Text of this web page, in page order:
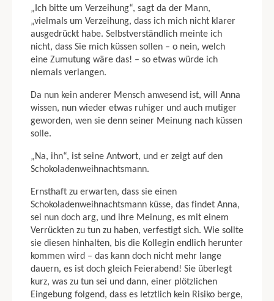
„Ich bitte um Verzeihung“, sagt da der Mann,
„vielmals um Verzeihung, dass ich mich nicht klarer
ausgedrückt habe. Selbstverständlich meinte ich
nicht, dass Sie mich küssen sollen – o nein, welch
eine Zumutung wäre das! – so etwas würde ich
niemals verlangen.
Da nun kein anderer Mensch anwesend ist, will Anna
wissen, nun wieder etwas ruhiger und auch mutiger
geworden, wen sie denn seiner Meinung nach küssen
solle.
„Na, ihn“, ist seine Antwort, und er zeigt auf den
Schokoladenweihnachtsmann.
Ernsthaft zu erwarten, dass sie einen
Schokoladenweihnachtsmann küsse, das findet Anna,
sei nun doch arg, und ihre Meinung, es mit einem
Verrückten zu tun zu haben, verfestigt sich. Wie sollte
sie diesen hinhalten, bis die Kollegin end­lich herunter
kommen wird – das kann doch nicht mehr lange
dauern, es ist doch gleich Feierabend! Sie überlegt
kurz, was zu tun sei und dann, einer plötzlichen
Eingebung folgend, dass es letztlich kein Risiko berge,